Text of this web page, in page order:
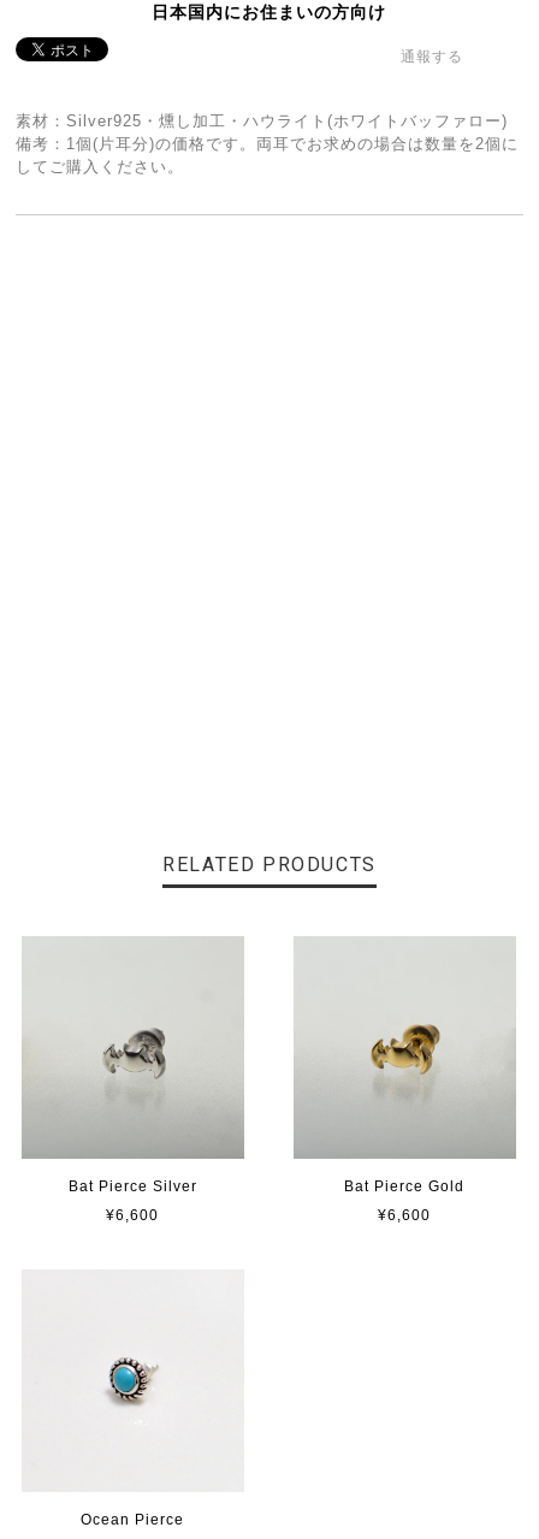
日本国内にお住まいの方向け
通報する
素材：Silver925・燻し加工・ハウライト(ホワイトバッファロー)
備考：1個(片耳分)の価格です。両耳でお求めの場合は数量を2個に
してご購入ください。
RELATED PRODUCTS
Bat Pierce Silver
¥6,600
Bat Pierce Gold
¥6,600
Ocean Pierce